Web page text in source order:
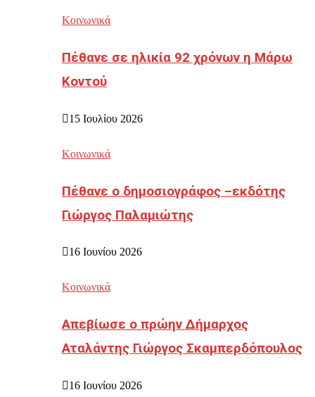
Κοινωνικά
Πέθανε σε ηλικία 92 χρόνων η Μάρω
Κοντού
15 Ιουλίου 2026
Κοινωνικά
Πέθανε ο δημοσιογράφος –εκδότης
Γιώργος Παλαμιώτης
16 Ιουνίου 2026
Κοινωνικά
Απεβίωσε ο πρώην Δήμαρχος
Αταλάντης Γιώργος Σκαμπερδόπουλος
16 Ιουνίου 2026